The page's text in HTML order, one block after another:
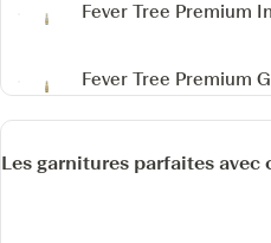
Fever Tree Premium
Fever Tree Premium
Les garnitures parfaites avec